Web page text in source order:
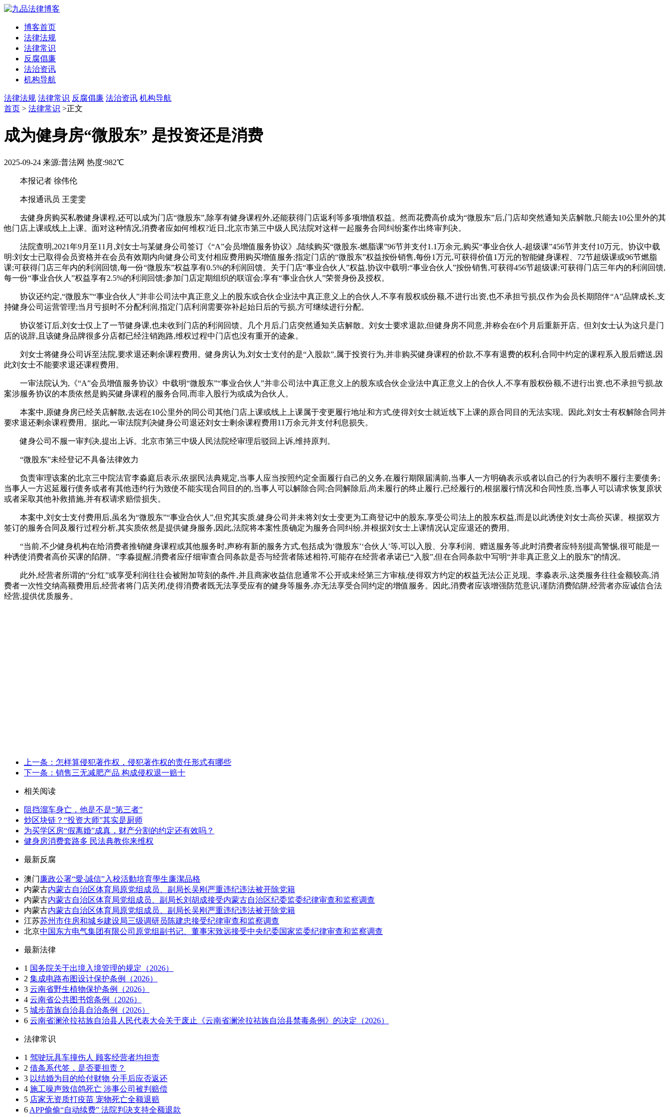
博客首页
法律法规
法律常识
反腐倡廉
法治资讯
机构导航
法律法规 法律常识 反腐倡廉 法治资讯 机构导航
首页 > 法律常识 >正文
成为健身房“微股东” 是投资还是消费
2025-09-24 来源:普法网 热度:982℃
本报记者 徐伟伦
本报通讯员 王雯雯
去健身房购买私教健身课程,还可以成为门店“微股东”,除享有健身课程外,还能获得门店返利等多项增值权益。然而花费高价成为“微股东”后,门店却突然通知关店解散,只能去10公里外的其
他门店上课或线上上课。面对这种情况,消费者应如何维权?近日,北京市第三中级人民法院对这样一起服务合同纠纷案作出终审判决。
法院查明,2021年9月至11月,刘女士与某健身公司签订《“A”会员增值服务协议》,陆续购买“微股东-燃脂课”96节并支付1.1万余元,购买“事业合伙人-超级课”456节并支付10万元。协议中载
明:刘女士已取得会员资格并在会员有效期内向健身公司支付相应费用购买增值服务;指定门店的“微股东”权益按份销售,每份1万元,可获得价值1万元的智能健身课程、72节超级课或96节燃脂
课;可获得门店三年内的利润回馈,每一份“微股东”权益享有0.5%的利润回馈。关于门店“事业合伙人”权益,协议中载明:“事业合伙人”按份销售,可获得456节超级课;可获得门店三年内的利润回馈,
每一份“事业合伙人”权益享有2.5%的利润回馈;参加门店定期组织的联谊会;享有“事业合伙人”荣誉身份及授权。
协议还约定,“微股东”“事业合伙人”并非公司法中真正意义上的股东或合伙企业法中真正意义上的合伙人,不享有股权或份额,不进行出资,也不承担亏损,仅作为会员长期陪伴“A”品牌成长,支
持健身公司运营管理;当月亏损时不分配利润,指定门店利润需要弥补起始日后的亏损,方可继续进行分配。
协议签订后,刘女士仅上了一节健身课,也未收到门店的利润回馈。几个月后,门店突然通知关店解散。刘女士要求退款,但健身房不同意,并称会在6个月后重新开店。但刘女士认为这只是门
店的说辞,且该健身品牌很多分店都已经注销跑路,维权过程中门店也没有重开的迹象。
刘女士将健身公司诉至法院,要求退还剩余课程费用。健身房认为,刘女士支付的是“入股款”,属于投资行为,并非购买健身课程的价款,不享有退费的权利,合同中约定的课程系入股后赠送,因
此刘女士不能要求退还课程费用。
一审法院认为,《“A”会员增值服务协议》中载明“微股东”“事业合伙人”并非公司法中真正意义上的股东或合伙企业法中真正意义上的合伙人,不享有股权份额,不进行出资,也不承担亏损,故
案涉服务协议的本质依然是购买健身课程的服务合同,而非入股行为或成为合伙人。
本案中,原健身房已经关店解散,去远在10公里外的同公司其他门店上课或线上上课属于变更履行地址和方式,使得刘女士就近线下上课的原合同目的无法实现。因此,刘女士有权解除合同并
要求退还剩余课程费用。据此,一审法院判决健身公司退还刘女士剩余课程费用11万余元并支付利息损失。
健身公司不服一审判决,提出上诉。北京市第三中级人民法院经审理后驳回上诉,维持原判。
“微股东”未经登记不具备法律效力
负责审理该案的北京三中院法官李淼庭后表示,依据民法典规定,当事人应当按照约定全面履行自己的义务,在履行期限届满前,当事人一方明确表示或者以自己的行为表明不履行主要债务;
当事人一方迟延履行债务或者有其他违约行为致使不能实现合同目的的,当事人可以解除合同;合同解除后,尚未履行的终止履行,已经履行的,根据履行情况和合同性质,当事人可以请求恢复原状
或者采取其他补救措施,并有权请求赔偿损失。
本案中,刘女士支付费用后,虽名为“微股东”“事业合伙人”,但究其实质,健身公司并未将刘女士变更为工商登记中的股东,享受公司法上的股东权益,而是以此诱使刘女士高价买课。根据双方
签订的服务合同及履行过程分析,其实质依然是提供健身服务,因此,法院将本案性质确定为服务合同纠纷,并根据刘女士上课情况认定应退还的费用。
“当前,不少健身机构在给消费者推销健身课程或其他服务时,声称有新的服务方式,包括成为‘微股东’‘合伙人’等,可以入股、分享利润、赠送服务等,此时消费者应特别提高警惕,很可能是一
种诱使消费者高价买课的陷阱。”李淼提醒,消费者应仔细审查合同条款是否与经营者陈述相符,可能存在经营者承诺已“入股”,但在合同条款中写明“并非真正意义上的股东”的情况。
此外,经营者所谓的“分红”或享受利润往往会被附加苛刻的条件,并且商家收益信息通常不公开或未经第三方审核,使得双方约定的权益无法公正兑现。李淼表示,这类服务往往金额较高,消
费者一次性交纳高额费用后,经营者将门店关闭,使得消费者既无法享受应有的健身等服务,亦无法享受合同约定的增值服务。因此,消费者应该增强防范意识,谨防消费陷阱,经营者亦应诚信合法
经营,提供优质服务。
上一条：怎样算侵犯著作权，侵犯著作权的责任形式有哪些
下一条：销售三无减肥产品 构成侵权退一赔十
相关阅读
阻挡溜车身亡，他是不是“第三者”
炒区块链？“投资大师”其实是厨师
为买学区房“假离婚”成真，财产分割的约定还有效吗？
健身房消费套路多 民法典教你来维权
最新反腐
澳门 廉政公署“愛‧誠信”入校活動培育學生廉潔品格
内蒙古内蒙古自治区体育局原党组成员、副局长吴刚严重违纪违法被开除党籍
内蒙古内蒙古自治区体育局党组成员、副局长刘胡成接受内蒙古自治区纪委监委纪律审查和监察调查
内蒙古内蒙古自治区体育局原党组成员、副局长吴刚严重违纪违法被开除党籍
江苏苏州市住房和城乡建设局三级调研员陈建忠接受纪律审查和监察调查
北京中国东方电气集团有限公司原党组副书记、董事宋致远接受中央纪委国家监委纪律审查和监察调查
最新法律
1 国务院关于出境入境管理的规定（2026）
2 集成电路布图设计保护条例（2026）
3 云南省野生植物保护条例（2026）
4 云南省公共图书馆条例（2026）
5 城步苗族自治县自治条例（2026）
6 云南省澜沧拉祜族自治县人民代表大会关于废止《云南省澜沧拉祜族自治县禁毒条例》的决定（2026）
法律常识
1 驾驶玩具车撞伤人 顾客经营者均担责
2 借条系代签，是否要担责？
3 以结婚为目的给付财物 分手后应否返还
4 施工噪声致信鸽死亡 涉事公司被判赔偿
5 店家无资质打疫苗 宠物死亡全额退赔
6 APP偷偷“自动续费” 法院判决支持全额退款